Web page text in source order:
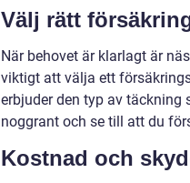
Välj rätt
När behovet är klarlagt är
viktigt att välja ett
erbjuder den typ av täckning
noggrant och se till att du
Kostnad och